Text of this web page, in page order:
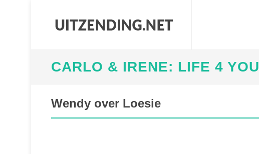
CARLO & IRENE: LIFE 4 YOU
Wendy over Loesie